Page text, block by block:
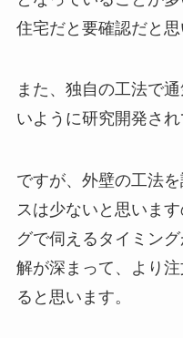
住宅だと要確認だと思
また、独自の工法で
いように研究開発さ
ですが、外壁の工法
スは少ないと思いま
グで伺えるタイミン
解が深まって、より
ると思います。